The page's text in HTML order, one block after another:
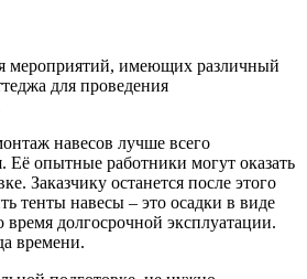
мероприятий, имеющих различный
для проведения
навесов лучше всего
опытные работники могут оказать
Заказчику останется после этого
тенты навесы – это осадки в виде
долгосрочной эксплуатации.
времени.